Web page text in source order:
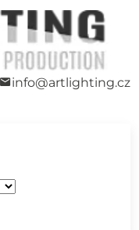
info@artlighting.cz